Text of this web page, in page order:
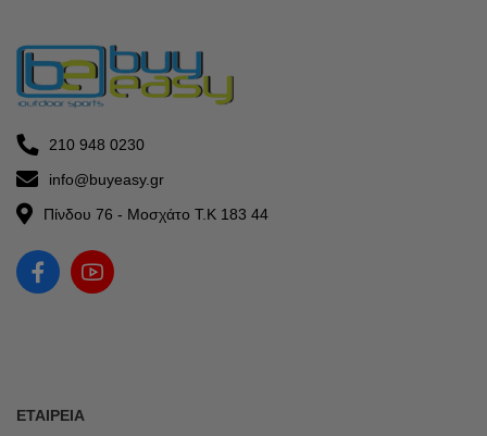
210 948 0230
info@buyeasy.gr
Πίνδου 76 - Μοσχάτο Τ.Κ 183 44
ΕΤΑΙΡΕΊΑ